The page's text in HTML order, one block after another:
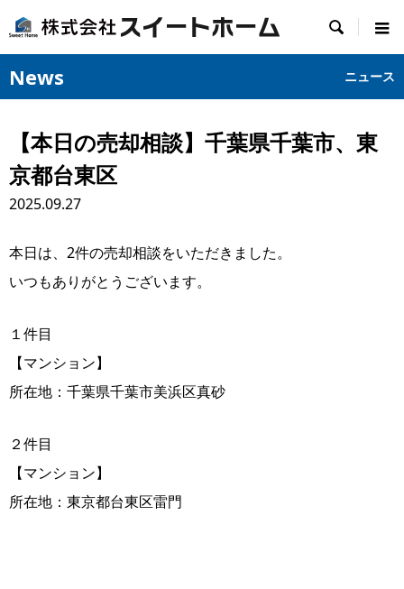

News ニュース
【本日の売却相談】千葉県千葉市、東
京都台東区
2025.09.27
本日は、2件の売却相談をいただきました。
いつもありがとうございます。
１件目
【マンション】
所在地：千葉県千葉市美浜区真砂
２件目
【マンション】
所在地：東京都台東区雷門